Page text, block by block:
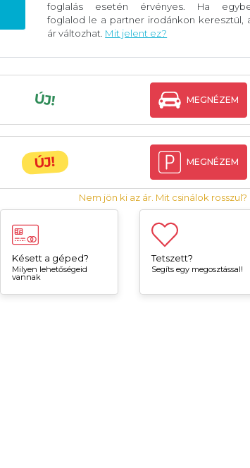
foglalás esetén érvényes. Ha
foglalod le a partner irodánkon keresztül,
ár változhat. Mit jelent ez?
ÚJ! MEGNÉZEM
ÚJ! MEGNÉZEM
Nem jön ki az ár. Mit csinálok rosszul?
Késett a géped?
Milyen lehetőségeid
vannak
Tetszett?
Segíts egy megosztással!